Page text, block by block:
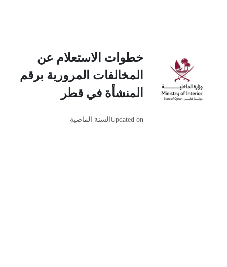
خطوات الاستعلام عن
المخالفات المرورية برقم
المنشأة في قطر
Updated onالسنة الماضية